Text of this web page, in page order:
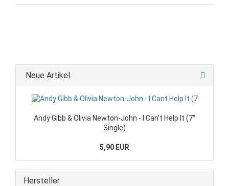
Neue Artikel
Andy Gibb & Olivia Newton-John - I Can't Help It (7"
Single)
5,90 EUR
Hersteller